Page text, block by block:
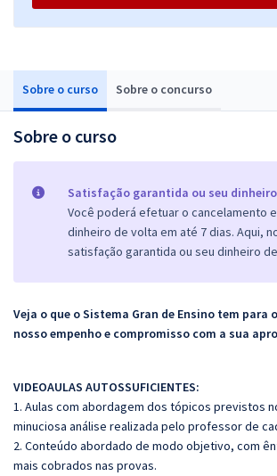
Sobre o curso Sobre o concurso
Sobre o curso
Satisfação garantida ou seu
Você poderá efetuar o cancelamento
dinheiro de volta em até 7 dias. Aqui,
satisfação garantida ou seu dinheiro
Veja o que o Sistema Gran de Ensino tem para
nosso empenho e compromisso com a sua
VIDEOAULAS AUTOSSUFICIENTES:
1. Aulas com abordagem dos tópicos previstos
minuciosa análise realizada pelo professor de
2. Conteúdo abordado de modo objetivo, com
mais cobrados nas provas.